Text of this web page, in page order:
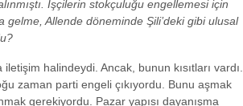
İşçilerin stokçuluğu engellemesi için
Allende döneminde Şili’deki gibi ulusal
halindeydi. Ancak, bunun kısıtları vardı.
zaman parti engeli çıkıyordu. Bunu aşmak
gerekiyordu. Pazar yapısı dayanışma